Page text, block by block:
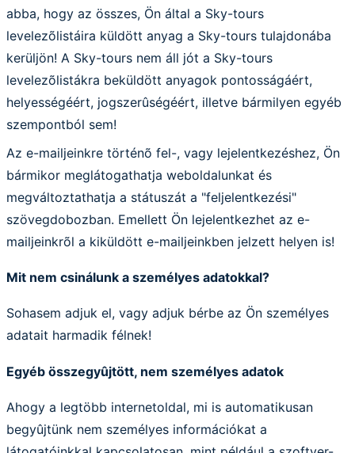
abba, hogy az összes, Ön által a Sky-tours
levelezõlistáira küldött anyag a Sky-tours tulajdonába
kerüljön! A Sky-tours nem áll jót a Sky-tours
levelezõlistákra beküldött anyagok pontosságáért,
helyességéért, jogszerûségéért, illetve bármilyen egyéb
szempontból sem!
Az e-mailjeinkre történõ fel-, vagy lejelentkezéshez, Ön
bármikor meglátogathatja weboldalunkat és
megváltoztathatja a státuszát a "feljelentkezési"
szövegdobozban. Emellett Ön lejelentkezhet az e-
mailjeinkrõl a kiküldött e-mailjeinkben jelzett helyen is!
Mit nem csinálunk a személyes adatokkal?
Sohasem adjuk el, vagy adjuk bérbe az Ön személyes
adatait harmadik félnek!
Egyéb összegyûjtött, nem személyes adatok
Ahogy a legtöbb internetoldal, mi is automatikusan
begyûjtünk nem személyes információkat a